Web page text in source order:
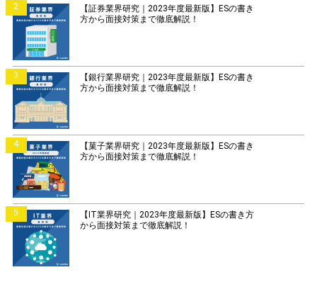
2
【証券業界研究｜2023年度最新版】ESの書き
方から面接対策まで徹底解説！
3
【銀行業界研究｜2023年度最新版】ESの書き
方から面接対策まで徹底解説！
4
【菓子業界研究｜2023年度最新版】ESの書き
方から面接対策まで徹底解説！
5
【IT業界研究｜2023年度最新版】ESの書き方
から面接対策まで徹底解説！